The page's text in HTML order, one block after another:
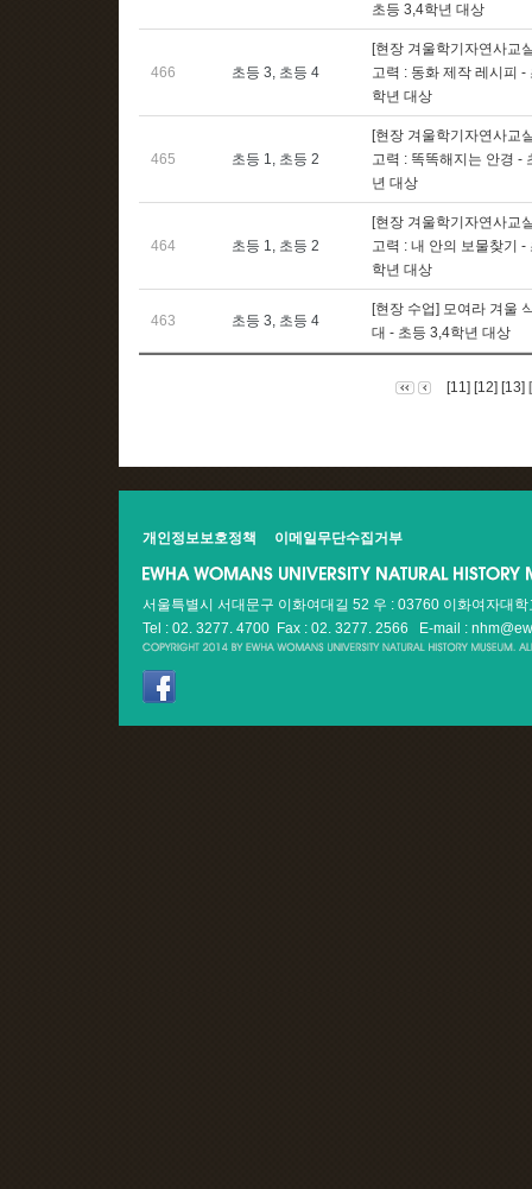
초등 3,4학년 대상
466 초등 3, 초등 4
[현장 겨울학기자연사교
고력 : 동화 제작 레시피 -
학년 대상
465 초등 1, 초등 2
[현장 겨울학기자연사교
고력 : 똑똑해지는 안경 -
년 대상
464 초등 1, 초등 2
[현장 겨울학기자연사교
고력 : 내 안의 보물찾기 -
학년 대상
463 초등 3, 초등 4
[현장 수업] 모여라 겨울
대 - 초등 3,4학년 대상
[11] [12] [13]
개인정보보호정책 이메일무단수집거부
서울특별시 서대문구 이화여대길 52 우 : 03760 이화여자대
Tel : 02. 3277. 4700 Fax : 02. 3277. 2566
E-mail :